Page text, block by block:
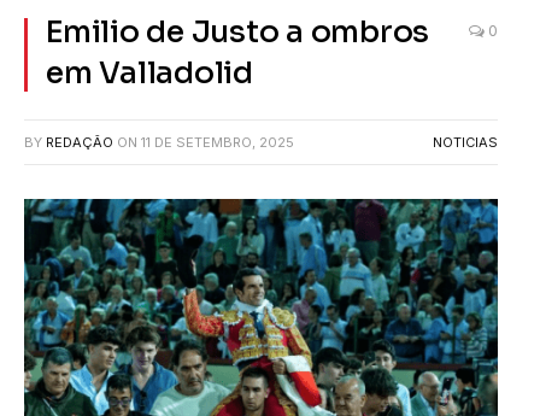
Emilio de Justo a ombros
em Valladolid
0
BY REDAÇÃO ON 11 DE SETEMBRO, 2025 NOTICIAS